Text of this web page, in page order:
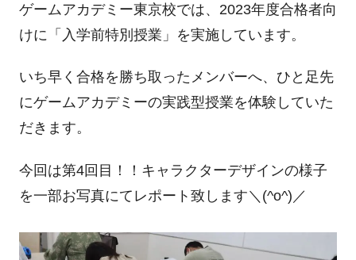
ゲームアカデミー東京校では、 2023年度合格者向
けに「入学前特別授業」を実施しています。
いち早く合格を勝ち取ったメンバーへ、ひと足先
にゲームアカデミーの実践型授業を体験していた
だきます。
今回は第4回目！！キャラクターデザインの様子
を一部お写真にてレポート致します＼(^o^)／